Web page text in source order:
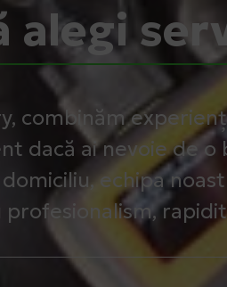
alegi
combinăm
dacă ai nevoie de
echipa
profesionalism,